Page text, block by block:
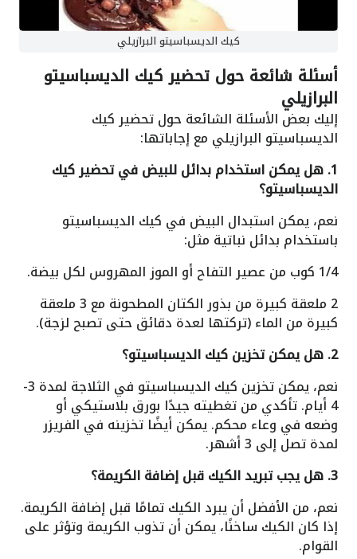
كيك الديسباسيتو البرازيلي
أسئلة شائعة حول تحضير كيك الديسباسيتو
البرازيلي
إليك بعض الأسئلة الشائعة حول تحضير كيك
الديسباسيتو البرازيلي مع إجاباتها:
1. هل يمكن استخدام بدائل للبيض في تحضير كيك
الديسباسيتو؟
نعم، يمكن استبدال البيض في كيك الديسباسيتو
باستخدام بدائل نباتية مثل:
1/4 كوب من عصير التفاح أو الموز المهروس لكل بيضة.
2 ملعقة كبيرة من بذور الكتان المطحونة مع 3 ملعقة
كبيرة من الماء (تركتها لعدة دقائق حتى تصبح لزجة).
2. هل يمكن تخزين كيك الديسباسيتو؟
نعم، يمكن تخزين كيك الديسباسيتو في الثلاجة لمدة 3-
4 أيام. تأكدي من تغطيته جيدًا بورق بلاستيكي أو
وضعه في وعاء محكم. يمكن أيضًا تخزينه في الفريزر
لمدة تصل إلى 3 أشهر.
3. هل يجب تبريد الكيك قبل إضافة الكريمة؟
نعم، من الأفضل أن يبرد الكيك تمامًا قبل إضافة الكريمة.
إذا كان الكيك ساخنًا، يمكن أن تذوب الكريمة وتؤثر على
القوام.